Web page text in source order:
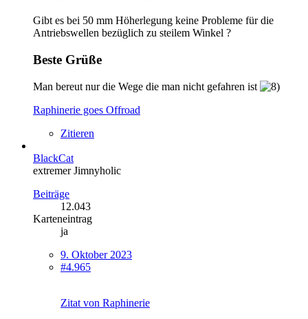
Gibt es bei 50 mm Höherlegung keine Probleme für die
Antriebswellen bezüglich zu steilem Winkel ?
Beste Grüße
Man bereut nur die Wege die man nicht gefahren ist
Raphinerie goes Offroad
Zitieren
BlackCat
extremer Jimnyholic
Beiträge
12.043
Karteneintrag
ja
9. Oktober 2023
#4.965
Zitat von Raphinerie